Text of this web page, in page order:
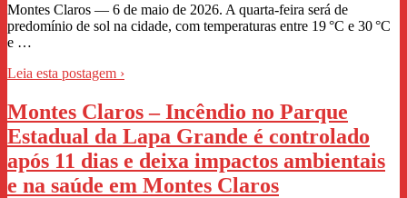
Montes Claros — 6 de maio de 2026. A quarta‑feira será de
predomínio de sol na cidade, com temperaturas entre 19 °C e 30 °C
e …
Leia esta postagem ›
Montes Claros – Incêndio no Parque
Estadual da Lapa Grande é controlado
após 11 dias e deixa impactos ambientais
e na saúde em Montes Claros